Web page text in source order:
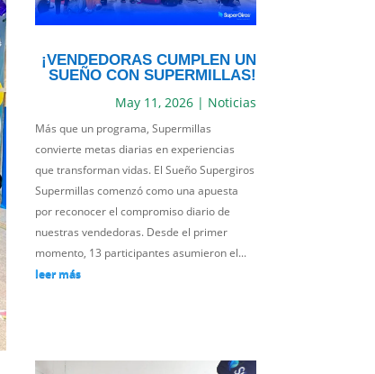
¡VENDEDORAS CUMPLEN UN
SUEÑO CON SUPERMILLAS!
May 11, 2026| Noticias
Más que un programa, Supermillas
convierte metas diarias en experiencias
que transforman vidas. El Sueño Supergiros
Supermillas comenzó como una apuesta
por reconocer el compromiso diario de
nuestras vendedoras. Desde el primer
momento, 13 participantes asumieron el...
leer más